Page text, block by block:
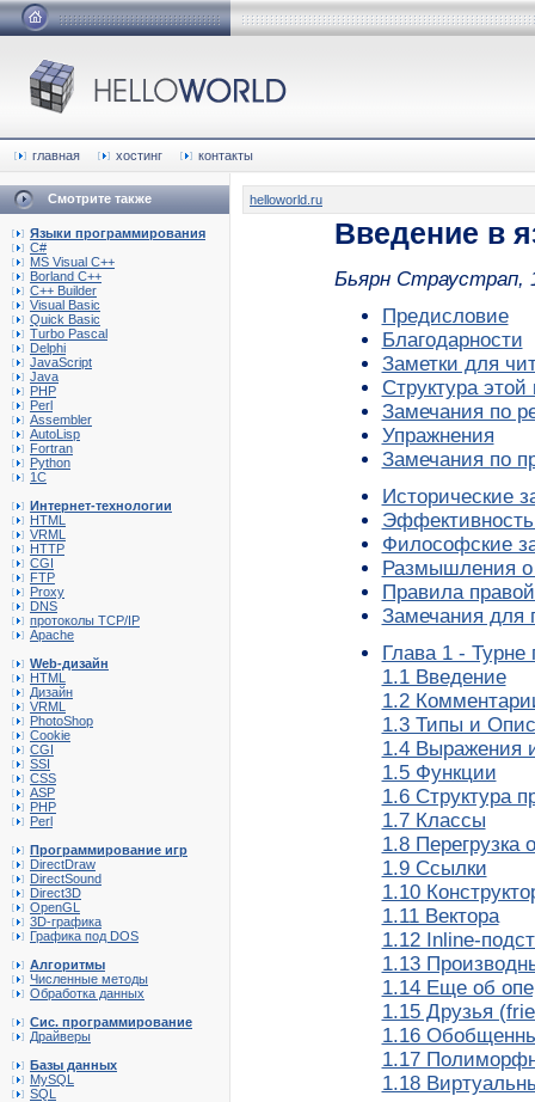
главная хостинг контакты
Смотрите также
Языки программирования
C#
MS Visual C++
Borland C++
C++ Builder
Visual Basic
Quick Basic
Turbo Pascal
Delphi
JavaScript
Java
PHP
Perl
Assembler
AutoLisp
Fortran
Python
1C
Интернет-технологии
HTML
VRML
HTTP
CGI
FTP
Proxy
DNS
протоколы TCP/IP
Apache
Web-дизайн
HTML
Дизайн
VRML
PhotoShop
Cookie
CGI
SSI
CSS
ASP
PHP
Perl
Программирование игр
DirectDraw
DirectSound
Direct3D
OpenGL
3D-графика
Графика под DOS
Алгоритмы
Численные методы
Обработка данных
Сис. программирование
Драйверы
Базы данных
MySQL
SQL
helloworld.ru
Введение в
Бьярн Страустрап,
Предисловие
Благодарности
Заметки для
Структура этой
Замечания по
Упражнения
Замечания по
Исторические
Эффективность
Философские
Размышления о
Правила
Замечания для
Глава 1 - Турне
1.1 Введение
1.2
1.3 Типы и
1.4 Выражения
1.5 Функции
1.6 Структура
1.7 Классы
1.8 Перегрузка
1.9 Ссылки
1.10
1.11 Вектора
1.12 Inline-
1.13
1.14 Еще об
1.15 Друзья
1.16
1.17
1.18